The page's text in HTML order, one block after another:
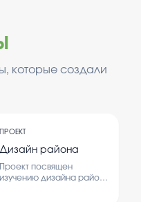
которые создали
ПРОЕКТ
Дизайн района
Проект посвящен
изучению дизайна района